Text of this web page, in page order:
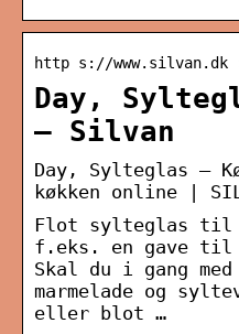
http s://
Day,
– Silvan
Day, Sylteglas –
køkken online |
Flot sylteglas til
f.eks. en gave til
Skal du i gang
marmelade og
eller blot …